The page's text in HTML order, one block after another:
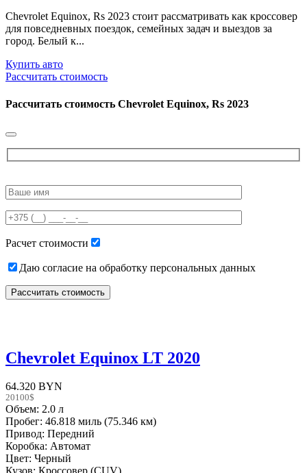
Chevrolet Equinox, Rs 2023 стоит рассматривать как кроссовер
для повседневных поездок, семейных задач и выездов за
город. Белый к...
Купить авто
Рассчитать стоимость
Рассчитать стоимость Chevrolet Equinox, Rs 2023
leave
field
empty.
Расчет стоимости
Даю согласие на обработку персональных данных
Chevrolet Equinox LT 2020
64.320 BYN
20100$
Объем: 2.0 л
Пробег: 46.818 миль (75.346 км)
Привод: Передний
Коробка: Автомат
Цвет: Черный